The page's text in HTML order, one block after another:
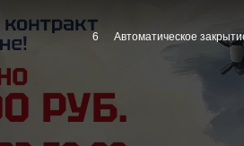
5 Автоматическое